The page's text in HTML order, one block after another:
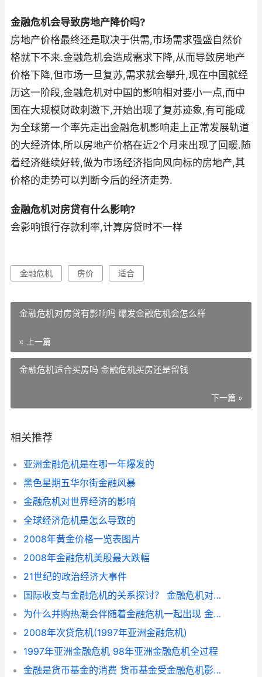
金融危机会导致房地产降价吗?
房地产价格最终还是取决于供需,市场需求强盛自然价
格就下不来.金融危机会造成需求下降,从而导致房地产
价格下降,但市场一旦复苏,需求就会攀升,现在中国就经
历这一阶段,金融危机对中国的影响相对要小一点,而中
国在大规模财政刺激下,开始出现了复苏迹象,有可能成
为全球第一个率先走出金融危机影响走上正常发展轨道
的大经济体,所以房地产价格在近2个月来出现了回暖.随
着经济继续好转,做为市场经济指向风向标的房地产,其
价格的走势可以判断今后的经济走势.
金融危机对房贷有什么影响?
会影响银行存款利率,计算房贷时不一样
金融危机 房价 适合
金融危机对房贷有影响吗 爆发金融危机会怎么样
« 上一篇
金融危机适合买房吗 金融危机买房还是留钱
下一篇 »
相关推荐
亚洲金融危机是在哪一年爆发的
黑色星期五华尔街金融风暴
金融危机对世界经济的影响
全球经济危机是怎么导致的
2008年黄金价格一览表图片
2008年金融危机美股最大跌幅
21世纪的政治经济大事件
国际收支与金融危机的关系探讨？ 金融危机对国际收支的影响
为什么并购热潮会伴随着金融危机一起出现 金融危机为什么那么可怕
2008年次贷危机(1997年亚洲金融危机)
1997年亚洲金融危机 98年亚洲金融危机全过程
金融是货币基金的消费 货币基金受金融危机影响吗